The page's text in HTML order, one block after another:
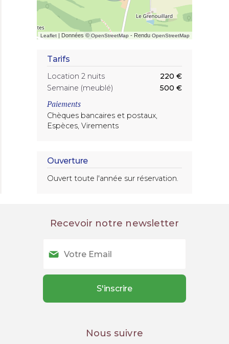
Leaflet | Données © OpenStreetMap - Rendu OpenStreetMap
Tarifs
Location 2 nuits
220 €
Semaine (meublé)
500 €
Paiements
Chèques bancaires et postaux,
Espèces, Virements
Ouverture
Ouvert toute l'année sur réservation.
Recevoir notre newsletter
Nous suivre